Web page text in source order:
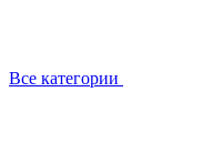
Все категории